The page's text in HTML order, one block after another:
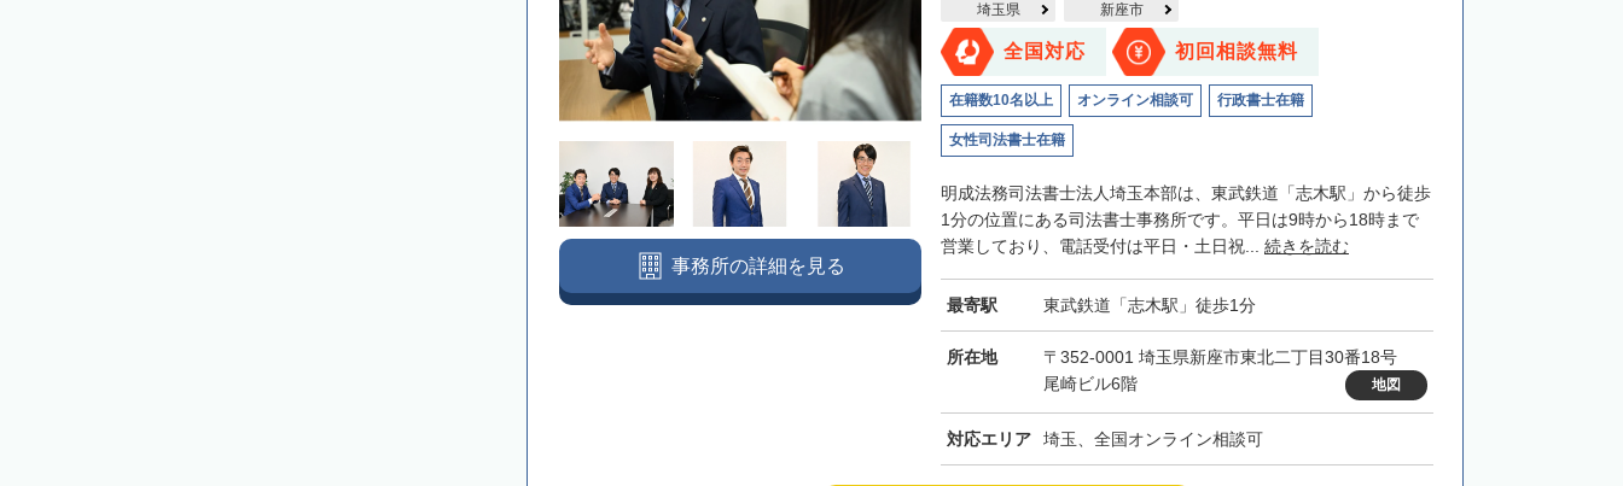
埼玉県 新座市
全国対応 初回相談無料
在籍数10名以上 オンライン相談可 行政書士在籍
女性司法書士在籍
明成法務司法書士法人埼玉本部は、東武鉄道「志木駅」から徒歩
1分の位置にある司法書士事務所です。平日は9時から18時まで
営業しており、電話受付は平日・土日祝... 続きを読む
最寄駅 東武鉄道「志木駅」徒歩1分
所在地
〒352-0001 埼玉県新座市東北二丁目30番18号
尾崎ビル6階
地図
対応エリア 埼玉、全国オンライン相談可
事務所の詳細を見る